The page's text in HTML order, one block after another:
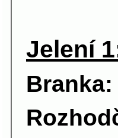
Jelení
Branka: